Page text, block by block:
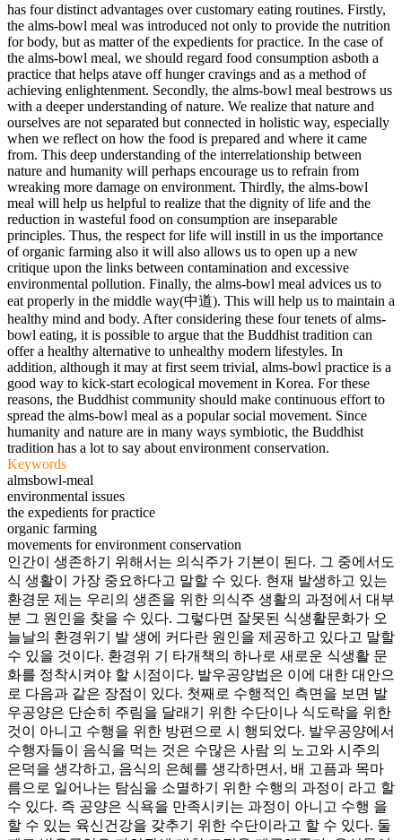
has four distinct advantages over customary eating routines. Firstly,
the alms-bowl meal was introduced not only to provide the nutrition
for body, but as matter of the expedients for practice. In the case of
the alms-bowl meal, we should regard food consumption asboth a
practice that helps atave off hunger cravings and as a method of
achieving enlightenment. Secondly, the alms-bowl meal bestrows us
with a deeper understanding of nature. We realize that nature and
ourselves are not separated but connected in holistic way, especially
when we reflect on how the food is prepared and where it came
from. This deep understanding of the interrelationship between
nature and humanity will perhaps encourage us to refrain from
wreaking more damage on environment. Thirdly, the alms-bowl
meal will help us helpful to realize that the dignity of life and the
reduction in wasteful food on consumption are inseparable
principles. Thus, the respect for life will instill in us the importance
of organic farming also it will also allows us to open up a new
critique upon the links between contamination and excessive
environmental pollution. Finally, the alms-bowl meal advices us to
eat properly in the middle way(中道). This will help us to maintain a
healthy mind and body. After considering these four tenets of alms-
bowl eating, it is possible to argue that the Buddhist tradition can
offer a healthy alternative to unhealthy modern lifestyles. In
addition, although it may at first seem trivial, alms-bowl practice is a
good way to kick-start ecological movement in Korea. For these
reasons, the Buddhist community should make continuous effort to
spread the alms-bowl meal as a popular social movement. Since
humanity and nature are in many ways symbiotic, the Buddhist
tradition has a lot to say about environment conservation.
Keywords
almsbowl-meal
environmental issues
the expedients for practice
organic farming
movements for environment conservation
인간이 생존하기 위해서는 의식주가 기본이 된다. 그 중에서도
식 생활이 가장 중요하다고 말할 수 있다. 현재 발생하고 있는
환경문 제는 우리의 생존을 위한 의식주 생활의 과정에서 대부
분 그 원인을 찾을 수 있다. 그렇다면 잘못된 식생활문화가 오
늘날의 환경위기 발 생에 커다란 원인을 제공하고 있다고 말할
수 있을 것이다. 환경위 기 타개책의 하나로 새로운 식생활 문
화를 정착시켜야 할 시점이다. 발우공양법은 이에 대한 대안으
로 다음과 같은 장점이 있다. 첫째로 수행적인 측면을 보면 발
우공양은 단순히 주림을 달래기 위한 수단이나 식도락을 위한
것이 아니고 수행을 위한 방편으로 시 행되었다. 발우공양에서
수행자들이 음식을 먹는 것은 수많은 사람 의 노고와 시주의
은덕을 생각하고, 음식의 은혜를 생각하면서, 배 고픔과 목마
름으로 일어나는 탐심을 소멸하기 위한 수행의 과정이 라고 할
수 있다. 즉 공양은 식욕을 만족시키는 과정이 아니고 수행 을
할 수 있는 육신건강을 갖추기 위한 수단이라고 할 수 있다. 둘